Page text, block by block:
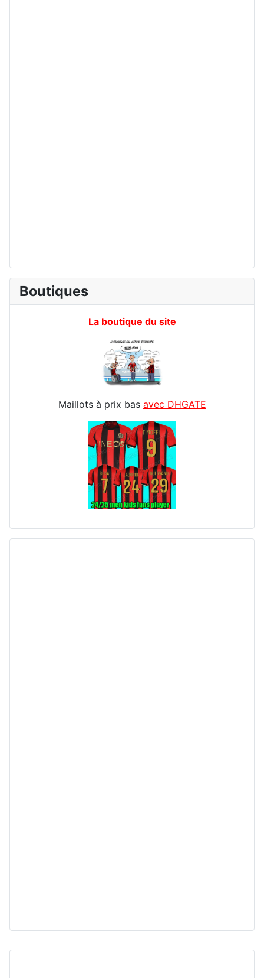
Boutiques
La boutique du site
Maillots à prix bas avec DHGATE